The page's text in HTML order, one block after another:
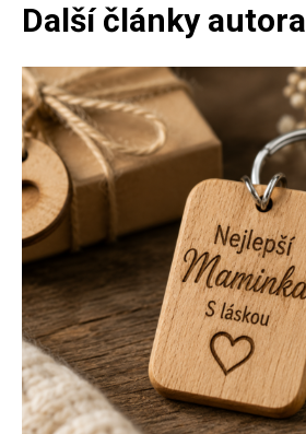
Další články autora